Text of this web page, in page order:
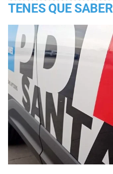
TENES QUE SABER